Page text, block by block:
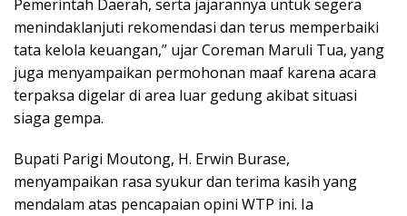
Pemerintah Daerah, serta jajarannya untuk segera
menindaklanjuti rekomendasi dan terus memperbaiki
tata kelola keuangan,” ujar Coreman Maruli Tua, yang
juga menyampaikan permohonan maaf karena acara
terpaksa digelar di area luar gedung akibat situasi
siaga gempa.
​Bupati Parigi Moutong, H. Erwin Burase,
menyampaikan rasa syukur dan terima kasih yang
mendalam atas pencapaian opini WTP ini. Ia